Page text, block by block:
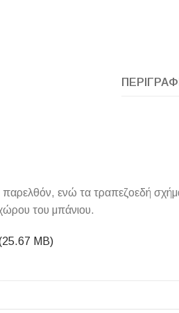
ενώ τα τραπεζοεδή
του μπάνιου.
MB)